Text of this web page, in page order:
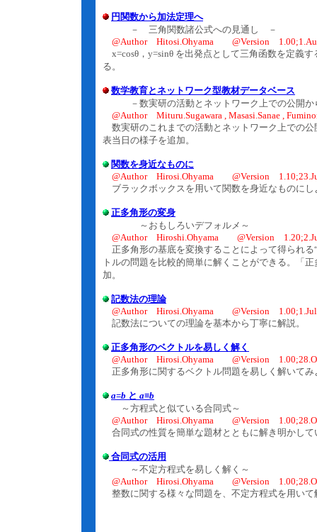
円関数から加法定理へ
－ 三角関数諸公式への見通し －
@Author Hitosi.Ohyama @Version
x=cosθ，y=sinθ を出発点として三角函数を定義
る。
数学教育とネットワーク型教材データベース
－数実研の活動とネットワーク上での公開か
@Author Mituru.Sugawara , Masasi.Sanae ,
数実研のこれまでの活動とネットワーク上での
表当日の様子を追加。
関数を身近なものに
@Author Hirosi.Ohyama @Version
ブラックボックスを用いて関数を身近なものに
正多角形の変身
～おもしろいデフォルメ～
@Author Hiroshi.Ohyama @Version
正多角形の基底を変換することによって得られ
トルの問題を比較的簡単に解くことができる。「
加。
記数法の理論
@Author Hirosi.Ohyama @Version
記数法についての理論を基本から丁寧に解説。
正多角形のベクトルを易しく解く
@Author Hirosi.Ohyama @Version
正多角形に関するベクトル問題を易しく解いてみ
a=b と a≡b
～方程式と似ている合同式～
@Author Hirosi.Ohyama @Version
合同式の性質を簡単な題材とともに解き明かして
合同式の活用
～不定方程式を易しく解く～
@Author Hirosi.Ohyama @Version
整数に関する様々な問題を、不定方程式を用いて